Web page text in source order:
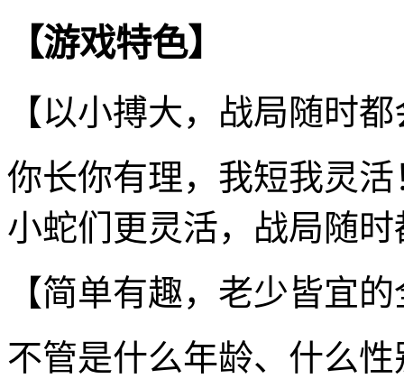
【游戏特色】
【以小搏大，战局随时
你长你有理，我短我灵
小蛇们更灵活，战局随
【简单有趣，老少皆宜
不管是什么年龄、什么